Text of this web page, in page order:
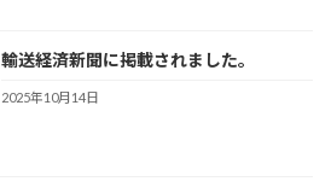
輸送経済新聞に掲載されました。
2025年10月14日